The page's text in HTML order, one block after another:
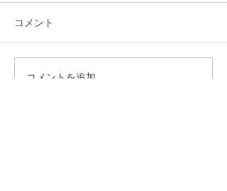
「佐藤純を囲む座談会･稲
コメント
コメントを追加…